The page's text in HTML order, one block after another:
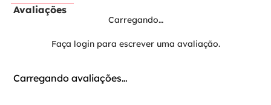
Avaliações
Carregando…
Faça login para escrever uma avaliação.
Carregando avaliações…